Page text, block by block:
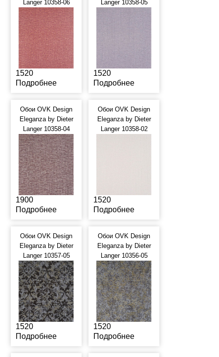
Langer 10358-06
1520
Подробнее
Langer 10358-05
1520
Подробнее
Обои OVK Design
Eleganza by Dieter
Langer 10358-04
1900
Подробнее
Обои OVK Design
Eleganza by Dieter
Langer 10358-02
1520
Подробнее
Обои OVK Design
Eleganza by Dieter
Langer 10357-05
1520
Подробнее
Обои OVK Design
Eleganza by Dieter
Langer 10356-05
1520
Подробнее